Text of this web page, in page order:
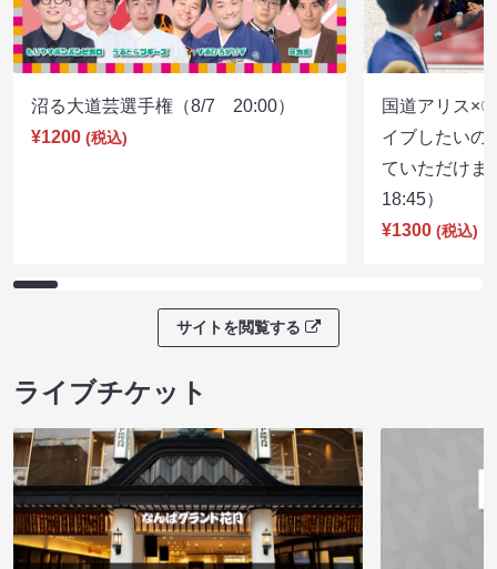
沼る大道芸選手権（8/7 20:00）
¥1200 (税込)
国道アリス×
イブしたいの
ていただけ
18:45）
¥1300 (税込)
サイトを閲覧する
ライブチケット